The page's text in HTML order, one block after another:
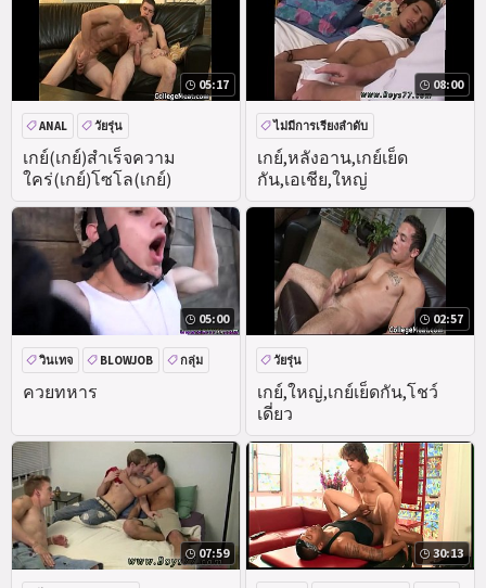
05:17
เกย์(เกย์)สำเร็จความ
ใคร่(เกย์)โซโล(เกย์)
ANAL วัยรุ่น
08:00
เกย์,หลังอาน,เกย์เย็ด
กัน,เอเชีย,ใหญ่
ไม่มีการเรียงลำดับ
05:00
ควยทหาร
วินเทจ BLOWJOB
กลุ่ม
สุนัขไม่มีสัญญาณกันขโมยและ
02:57
เกย์,ใหญ่,เกย์เย็ดกัน,โชว์
เดี่ยว
วัยรุ่น
07:59 30:13